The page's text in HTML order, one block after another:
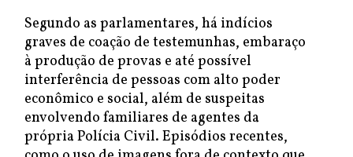
Segundo as parlamentares, há indícios
graves de coação de testemunhas, embaraço
à produção de provas e até possível
interferência de pessoas com alto poder
econômico e social, além de suspeitas
envolvendo familiares de agentes da
própria Polícia Civil. Episódios recentes,